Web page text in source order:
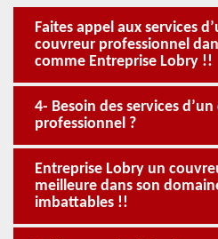
Faites appel aux services
couvreur professionnel
comme Entreprise Lobry !!
4- Besoin des services
professionnel ?
Entreprise Lobry un
meilleure dans son
imbattables !!